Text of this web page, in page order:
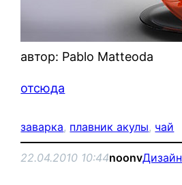
автор: Pablo Matteoda
отсюда
заварка, плавник акулы, чай
22.04.2010 10:44noonvДизайн